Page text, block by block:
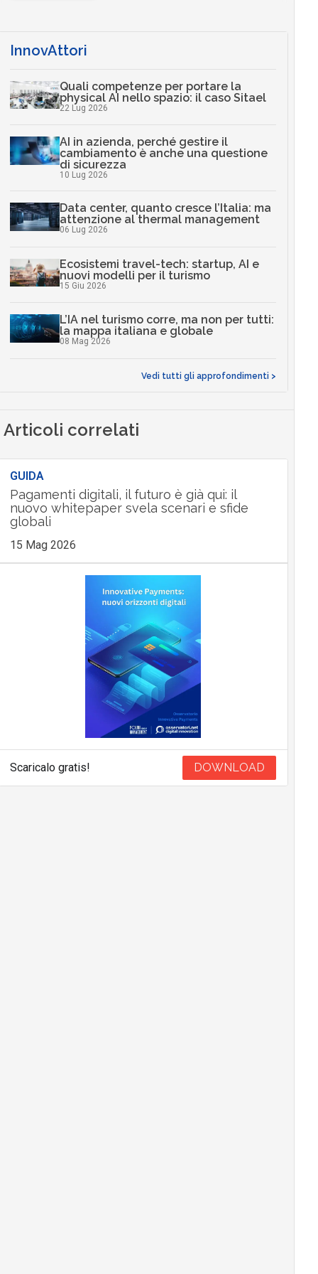
InnovAttori
Quali competenze per portare la
physical AI nello spazio: il caso Sitael
22 Lug 2026
AI in azienda, perché gestire il
cambiamento è anche una questione
di sicurezza
10 Lug 2026
Data center, quanto cresce l’Italia: ma
attenzione al thermal management
06 Lug 2026
Ecosistemi travel-tech: startup, AI e
nuovi modelli per il turismo
15 Giu 2026
L’IA nel turismo corre, ma non per tutti:
la mappa italiana e globale
08 Mag 2026
Vedi tutti gli approfondimenti >
Articoli correlati
GUIDA
Pagamenti digitali, il futuro è già qui: il
nuovo whitepaper svela scenari e sfide
globali
15 Mag 2026
Scaricalo gratis! DOWNLOAD